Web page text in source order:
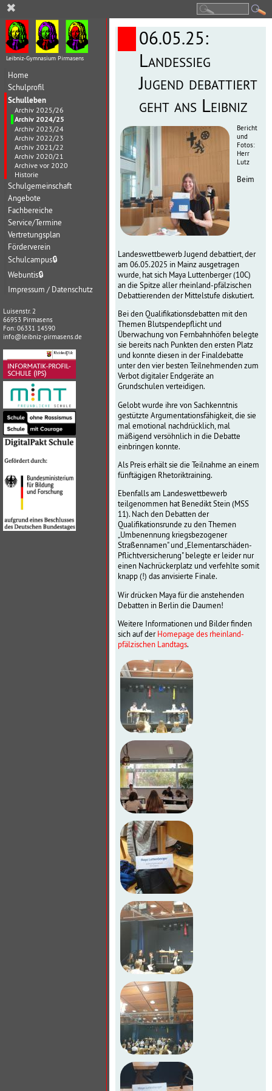
Leibniz-Gymnasium Pirmasens
Home
Schulprofil
Schulleben
Archiv 2025/26
Archiv 2024/25
Archiv 2023/24
Archiv 2022/23
Archiv 2021/22
Archiv 2020/21
Archive vor 2020
Historie
Schulgemeinschaft
Angebote
Fachbereiche
Service/Termine
Vertretungsplan
Förderverein
Schulcampus🔒
Webuntis🔒
Impressum / Datenschutz
Luisenstr. 2
66953 Pirmasens
Fon: 06331 14590
info@leibniz-pirmasens.de
06.05.25:
Landessieg
Jugend debattiert
geht ans Leibniz
Bericht
und
Fotos:
Herr
Lutz
Beim
Landeswettbewerb Jugend debattiert, der
am 06.05.2025 in Mainz ausgetragen
wurde, hat sich Maya Luttenberger (10C)
an die Spitze aller rheinland-pfälzischen
Debattierenden der Mittelstufe diskutiert.
Bei den Qualifikationsdebatten mit den
Themen Blutspendepflicht und
Überwachung von Fernbahnhöfen belegte
sie bereits nach Punkten den ersten Platz
und konnte diesen in der Finaldebatte
unter den vier besten Teilnehmenden zum
Verbot digitaler Endgeräte an
Grundschulen verteidigen.
Gelobt wurde ihre von Sachkenntnis
gestützte Argumentationsfähigkeit, die sie
mal emotional nachdrücklich, mal
mäßigend versöhnlich in die Debatte
einbringen konnte.
Als Preis erhält sie die Teilnahme an einem
fünftägigen Rhetoriktraining.
Ebenfalls am Landeswettbewerb
teilgenommen hat Benedikt Stein (MSS
11). Nach den Debatten der
Qualifikationsrunde zu den Themen
„Umbenennung kriegsbezogener
Straßennamen" und „Elementarschäden-
Pflichtversicherung" belegte er leider nur
einen Nachrückerplatz und verfehlte somit
knapp (!) das anvisierte Finale.
Wir drücken Maya für die anstehenden
Debatten in Berlin die Daumen!
Weitere Informationen und Bilder finden
sich auf derHomepage des rheinland-
pfälzischen Landtags.
✖